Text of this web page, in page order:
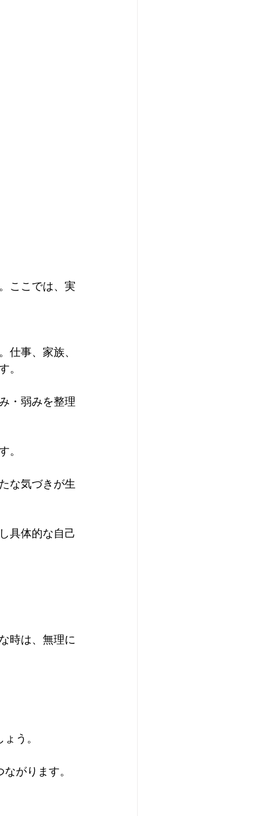
ここでは、実
仕事、家族、
。
・弱みを整理
。
な気づきが生
具体的な自己
時は、無理に
ょう。
ながります。